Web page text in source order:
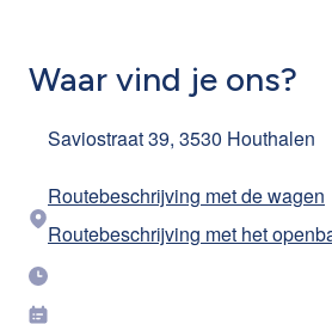
Waar vind je ons?
Saviostraat 39, 3530 Houthalen
Routebeschrijving met de wagen
Routebeschrijving met het